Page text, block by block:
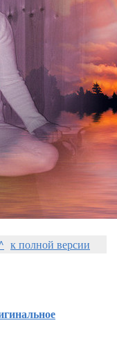
к полной версии